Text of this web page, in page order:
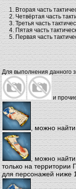
1. Вторая часть
2. Четвёртая часть
3. Третья часть
4. Пятая часть
5. Первая часть
Для выполнения данного
и
, можно
, можно
только на территории
для персонажей ниже